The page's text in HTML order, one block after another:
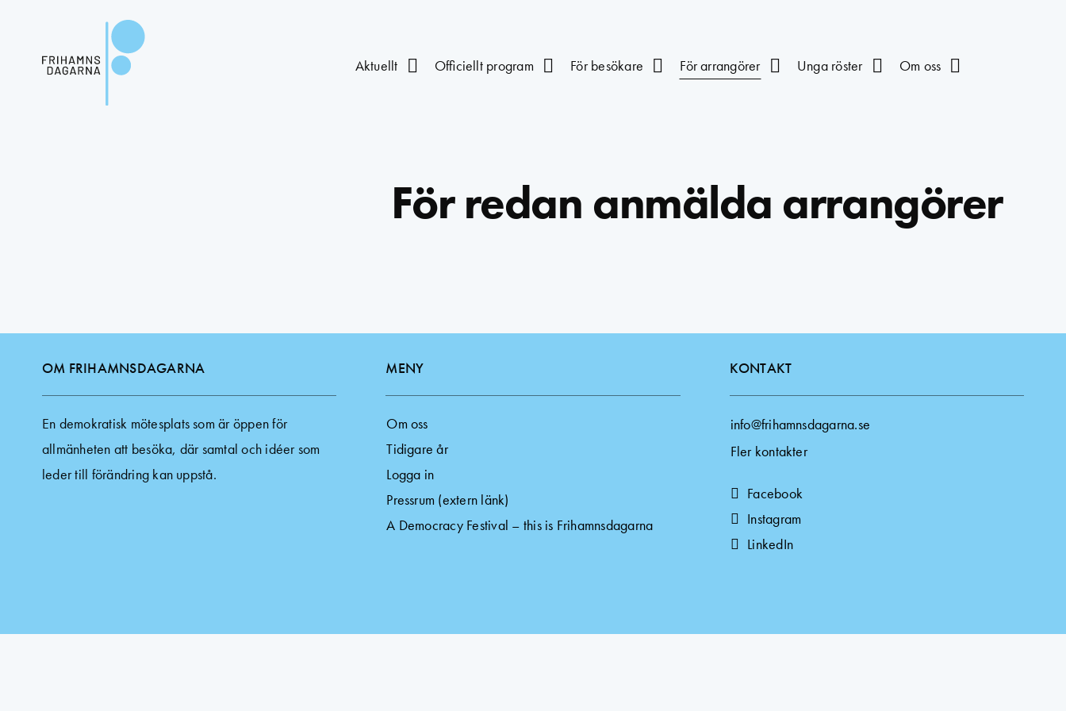
Aktuellt Officiellt program För besökare För arrangörer Unga röster Om oss
För redan anmälda arrangörer
OM FRIHAMNSDAGARNA
En demokratisk mötesplats som är öppen för
allmänheten att besöka, där samtal och idéer som
leder till förändring kan uppstå.
MENY
Om oss
Tidigare år
Logga in
Pressrum (extern länk)
A Democracy Festival – this is Frihamnsdagarna
KONTAKT
info@frihamnsdagarna.se
Fler kontakter
Facebook
Instagram
LinkedIn